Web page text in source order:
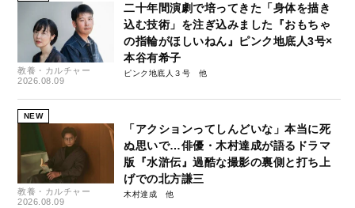
教養・カルチャー
2026.08.09
二十年間演劇で培ってきた「身体を描き
込む技術」を注ぎ込みました『おもちゃ
の指輪がほしいねん』ピンク地底人3号×
本谷有希子
ピンク地底人３号
NEW
教養・カルチャー
2026.08.09
「アクションってしんどいな」本当に死
ぬ思いで…俳優・木村達成が語るドラマ
版『水滸伝』過酷な撮影の裏側と打ち上
げでの北方謙三
木村達成